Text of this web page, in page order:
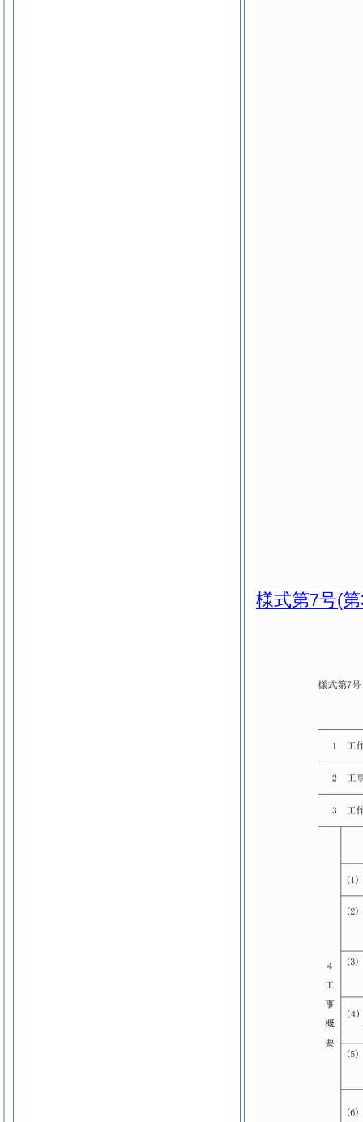
様式第7号(